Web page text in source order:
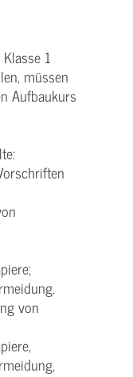
1
müssen
Aufbaukurs
von